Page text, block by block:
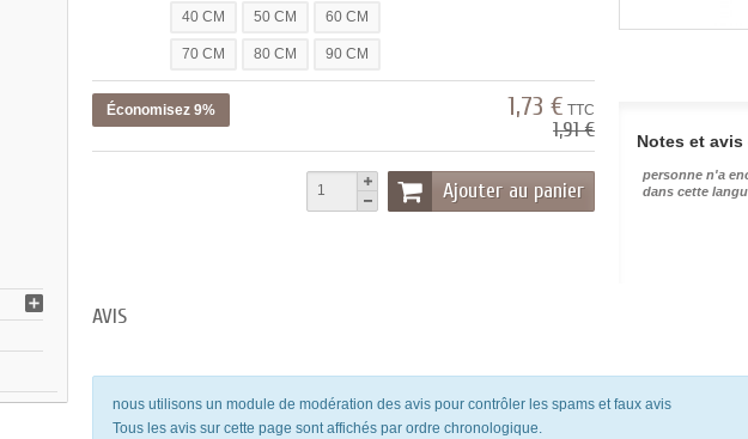
Notes et
personne n'a
dans cette
40 CM 50 CM 60 CM
70 CM 80 CM 90 CM
Économisez 9% 1,73 € TTC
1,91 €
Ajouter au panier
AVIS
nous utilisons un module de modération des avis pour contrôler les spams et faux avis
Tous les avis sur cette page sont affichés par ordre chronologique.